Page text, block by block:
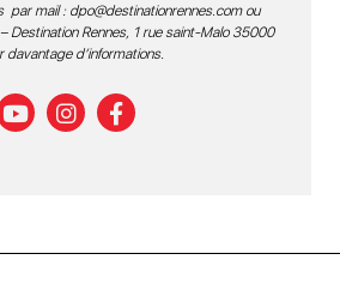
par mail : dpo@destinationrennes.comou
Destination Rennes, 1 rue saint-Malo 35000
davantage d’informations.